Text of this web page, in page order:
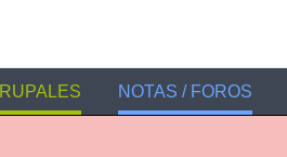
NOTAS / FOROS